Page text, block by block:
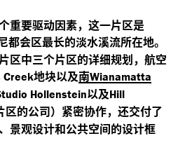
重要驱动因素，这一片区是
都会区最长的淡水溪流所在地。
区中三个片区的详细规划，航空
Creek地块以及南Wianamatta
Hollenstein以及Hill
区的公司）紧密协作，还交付了
景观设计和公共空间的设计框